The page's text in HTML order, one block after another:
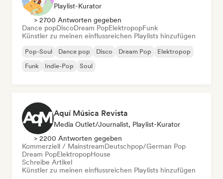
Playlist-Kurator
> 2700 Antworten gegeben
Dance popDiscoDream PopElektropopFunk
Künstler zu meinen einflussreichen Playlists hinzufügen
Pop-Soul Dance pop Disco Dream Pop
Elektropop
Funk
Indie-Pop Soul
Aquí Música Revista
Media Outlet/Journalist, Playlist-Kurator
> 2200 Antworten gegeben
Kommerziell / MainstreamDeutschpop/German Pop
Dream PopElektropopHouse
Schreibe Artikel
Künstler zu meinen einflussreichen Playlists hinzufügen